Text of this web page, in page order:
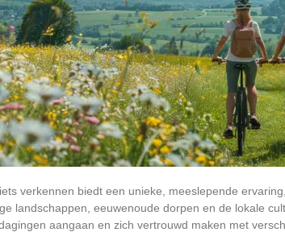
verkennen biedt een unieke, meeslepende
landschappen, eeuwenoude dorpen en de lokale
aangaan en zich vertrouwd maken met